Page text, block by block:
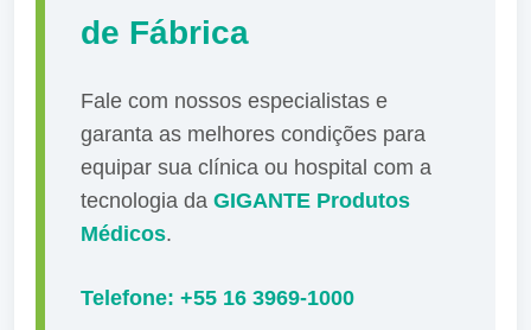
de Fábrica
Fale com nossos especialistas e
garanta as melhores condições para
equipar sua clínica ou hospital com a
tecnologia da GIGANTE Produtos
Médicos.
Telefone: +55 16 3969-1000